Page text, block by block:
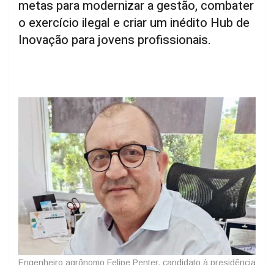
metas para modernizar a gestão, combater
o exercício ilegal e criar um inédito Hub de
Inovação para jovens profissionais.
Engenheiro agrônomo Felipe Penter, candidato à presidência